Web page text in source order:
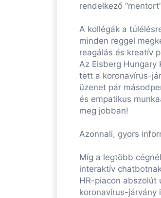
rendelkező
A kollégák a
minden reggel
reagálás és kreatív
Az Eisberg
tett a koronavírus-
üzenet pár
és empatikus
meg jobban!
Azonnali, gyors
Míg a legtöbb
interaktív
HR-piacon abszolút
koronavírus-járvány